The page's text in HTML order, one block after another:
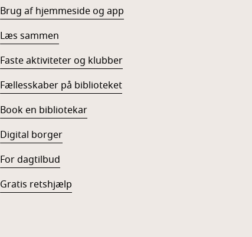
Brug af hjemmeside og app
Læs sammen
Faste aktiviteter og klubber
Fællesskaber på biblioteket
Book en bibliotekar
Digital borger
For dagtilbud
Gratis retshjælp